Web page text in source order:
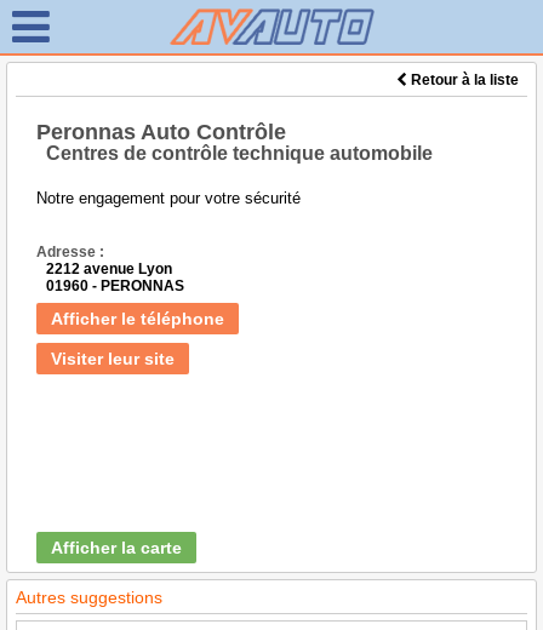
Retour à la liste
Peronnas Auto Contrôle
Centres de contrôle technique automobile
Notre engagement pour votre sécurité
Adresse :
2212 avenue Lyon
01960 - PERONNAS
Afficher le téléphone
Visiter leur site
Afficher la carte
Autres suggestions